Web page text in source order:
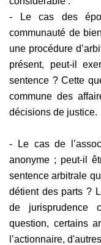
- Le cas des
communauté de
une procédure
présent, peut-il
sentence ? Cette
commune des
décisions de justice.
- Le cas de
anonyme ; peut-il
sentence arbitrale
détient des parts ?
de jurisprudence
question, certains
l’actionnaire,